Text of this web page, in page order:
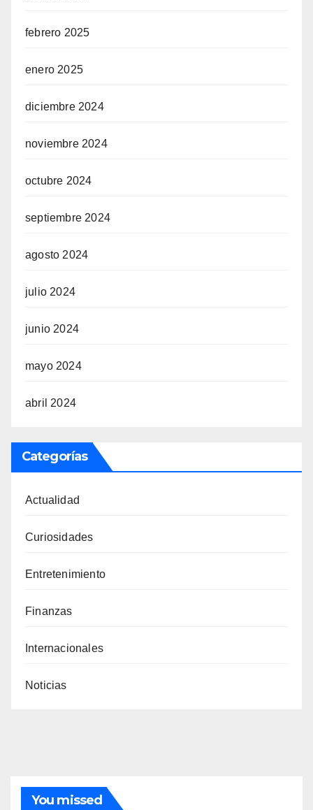
febrero 2025
enero 2025
diciembre 2024
noviembre 2024
octubre 2024
septiembre 2024
agosto 2024
julio 2024
junio 2024
mayo 2024
abril 2024
Categorías
Actualidad
Curiosidades
Entretenimiento
Finanzas
Internacionales
Noticias
You missed